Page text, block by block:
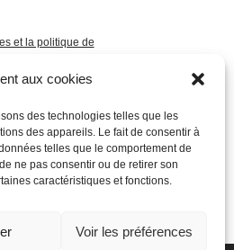
aux cookies
des technologies telles que les
des appareils. Le fait de consentir à
telles que le comportement de
ne pas consentir ou de retirer son
caractéristiques et fonctions.
Voir les préférences
et la politique de